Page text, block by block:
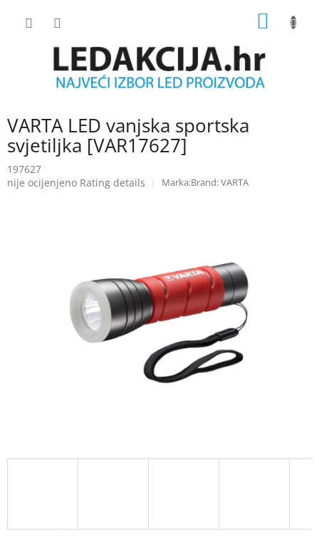
VARTA LED vanjska sportska
svjetiljka [VAR17627]
197627
The
nije ocijenjeno Rating details Brand:VARTA